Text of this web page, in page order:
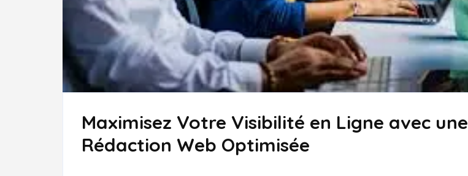
Maximisez Votre Visibilité en Ligne avec une
Rédaction Web Optimisée